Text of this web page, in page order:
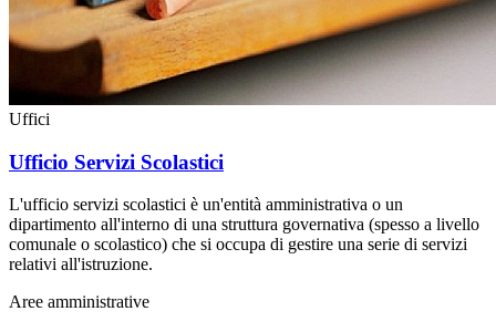
Uffici
Ufficio Servizi Scolastici
L'ufficio servizi scolastici è un'entità amministrativa o un
dipartimento all'interno di una struttura governativa (spesso a livello
comunale o scolastico) che si occupa di gestire una serie di servizi
relativi all'istruzione.
Aree amministrative